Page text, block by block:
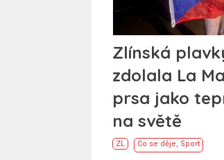
Zlínská
zdolala La
prsa jako
na světě
ZL Co se děje, Sport